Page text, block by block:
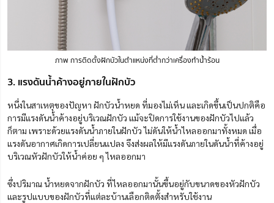
ภาพ การติดตั้งฝักบัวในตำแหน่งที่ต่ำกว่าเครื่องทำน้ำร้อน
3. แรงดันน้ำค้างอยู่ภายในฝักบัว
หนึ่งในสาเหตุของปัญหา ฝักบัวน้ำหยด ที่มองไม่เห็น และเกิดขึ้นเป็นปกติคือ
การมีแรงดันน้ำค้างอยู่บริเวณฝักบัว แม้จะปิดการใช้งานของฝักบัวไปแล้ว
ก็ตาม เพราะด้วยแรงดันน้ำภายในฝักบัว ไม่ดันให้น้ำไหลออกมาทั้งหมด เมื่อ
แรงดันอากาศเกิดการเปลี่ยนแปลง จึงส่งผลให้มีแรงดันภายในดันน้ำที่ค้างอยู่
บริเวณหัวฝักบัวให้น้ำค่อย ๆ ไหลออกมา
ซึ่งปริมาณ น้ำหยดจากฝักบัว ที่ไหลออกมานั้นขึ้นอยู่กับขนาดของหัวฝักบัว
และรูปแบบของฝักบัวที่แต่ละบ้านเลือกติดตั้งสำหรับใช้งาน